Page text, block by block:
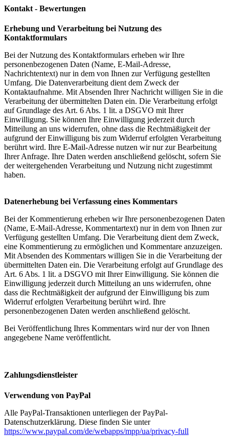
Kontakt - Bewertungen
Erhebung und Verarbeitung bei Nutzung des
Kontaktformulars
Bei der Nutzung des Kontaktformulars erheben wir Ihre
personenbezogenen Daten (Name, E-Mail-Adresse,
Nachrichtentext) nur in dem von Ihnen zur Verfügung gestellten
Umfang. Die Datenverarbeitung dient dem Zweck der
Kontaktaufnahme. Mit Absenden Ihrer Nachricht willigen Sie in die
Verarbeitung der übermittelten Daten ein. Die Verarbeitung erfolgt
auf Grundlage des Art. 6 Abs. 1 lit. a DSGVO mit Ihrer
Einwilligung. Sie können Ihre Einwilligung jederzeit durch
Mitteilung an uns widerrufen, ohne dass die Rechtmäßigkeit der
aufgrund der Einwilligung bis zum Widerruf erfolgten Verarbeitung
berührt wird. Ihre E-Mail-Adresse nutzen wir nur zur Bearbeitung
Ihrer Anfrage. Ihre Daten werden anschließend gelöscht, sofern Sie
der weitergehenden Verarbeitung und Nutzung nicht zugestimmt
haben.
Datenerhebung bei Verfassung eines Kommentars
Bei der Kommentierung erheben wir Ihre personenbezogenen Daten
(Name, E-Mail-Adresse, Kommentartext) nur in dem von Ihnen zur
Verfügung gestellten Umfang. Die Verarbeitung dient dem Zweck,
eine Kommentierung zu ermöglichen und Kommentare anzuzeigen.
Mit Absenden des Kommentars willigen Sie in die Verarbeitung der
übermittelten Daten ein. Die Verarbeitung erfolgt auf Grundlage des
Art. 6 Abs. 1 lit. a DSGVO mit Ihrer Einwilligung. Sie können die
Einwilligung jederzeit durch Mitteilung an uns widerrufen, ohne
dass die Rechtmäßigkeit der aufgrund der Einwilligung bis zum
Widerruf erfolgten Verarbeitung berührt wird. Ihre
personenbezogenen Daten werden anschließend gelöscht.
Bei Veröffentlichung Ihres Kommentars wird nur der von Ihnen
angegebene Name veröffentlicht.
Zahlungsdienstleister
Verwendung von PayPal
Alle PayPal-Transaktionen unterliegen der PayPal-
Datenschutzerklärung. Diese finden Sie unter
https://www.paypal.com/de/webapps/mpp/ua/privacy-full